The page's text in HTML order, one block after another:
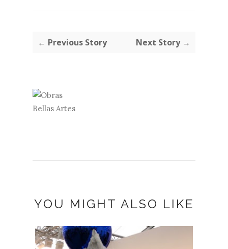
← Previous Story Next Story →
YOU MIGHT ALSO LIKE